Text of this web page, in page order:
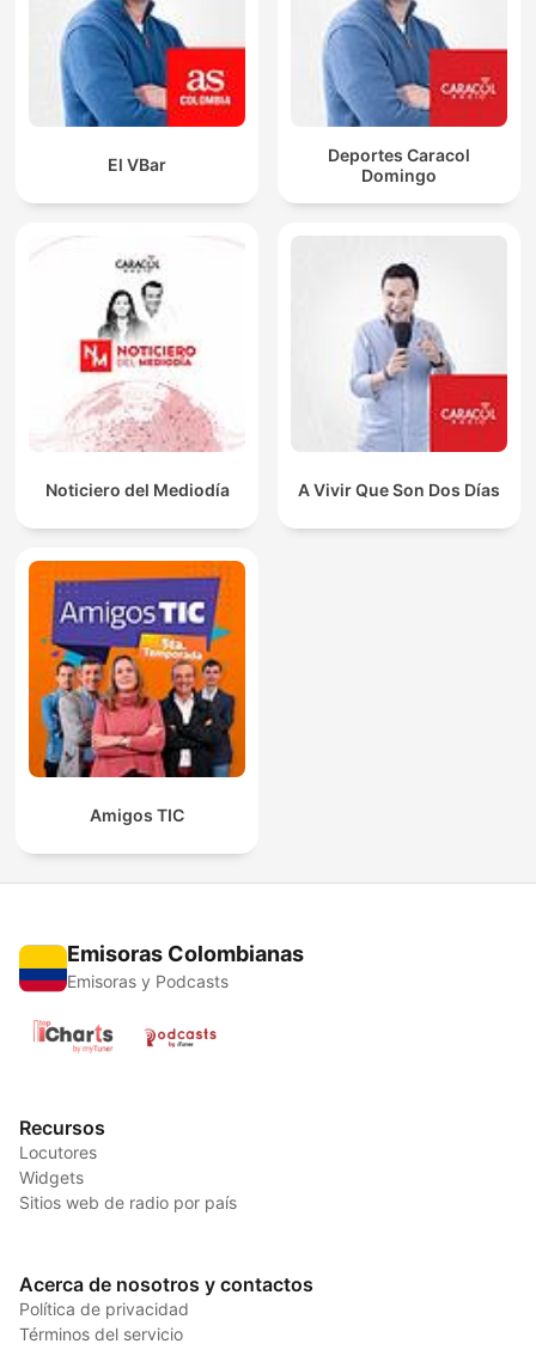
El VBar
Deportes Caracol
Domingo
Noticiero del Mediodía A Vivir Que Son Dos Días
Amigos TIC
Emisoras Colombianas
Emisoras y Podcasts
Recursos
Locutores
Widgets
Sitios web de radio por país
Acerca de nosotros y contactos
Política de privacidad
Términos del servicio